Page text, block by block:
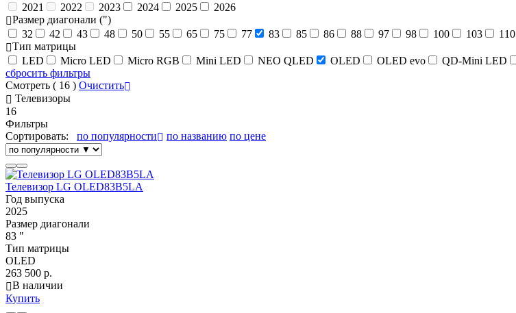
2021
2022 2023 2024 2025
2026
Размер диагонали (")
32
42 43 48 50 55 65 75 77 83 85 86 88 97 98 100 103 110
Тип матрицы
LED
Micro LED Micro RGB Mini LED NEO QLED OLED OLED evo QD-Mini LED
сбросить фильтры
Смотреть ( 16 ) Очистить
Телевизоры
16
Фильтры
Сортировать: по популярности по названию по цене
Телевизор LG OLED83B5LA
Год выпуска
2025
Размер диагонали
83 "
Тип матрицы
OLED
263 500 р.
В наличии
Купить